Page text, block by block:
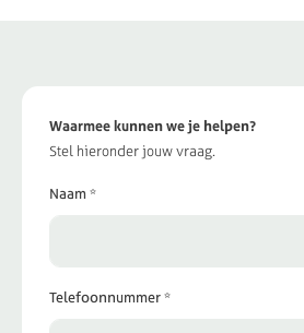
Waarmee kunnen we je helpen?
Stel hieronder jouw vraag.
Naam *
Telefoonnummer *